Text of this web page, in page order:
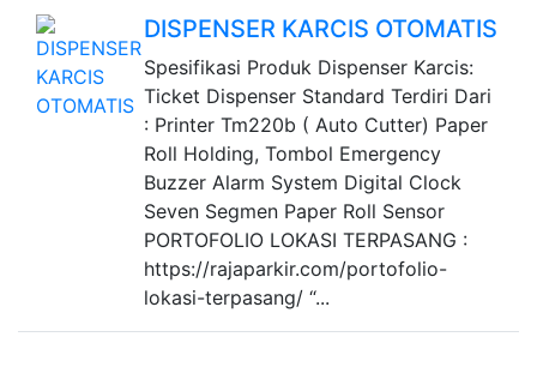
DISPENSER KARCIS OTOMATIS
Spesifikasi Produk Dispenser Karcis:
Ticket Dispenser Standard Terdiri Dari
: Printer Tm220b ( Auto Cutter) Paper
Roll Holding, Tombol Emergency
Buzzer Alarm System Digital Clock
Seven Segmen Paper Roll Sensor
PORTOFOLIO LOKASI TERPASANG :
https://rajaparkir.com/portofolio-
lokasi-terpasang/ “...